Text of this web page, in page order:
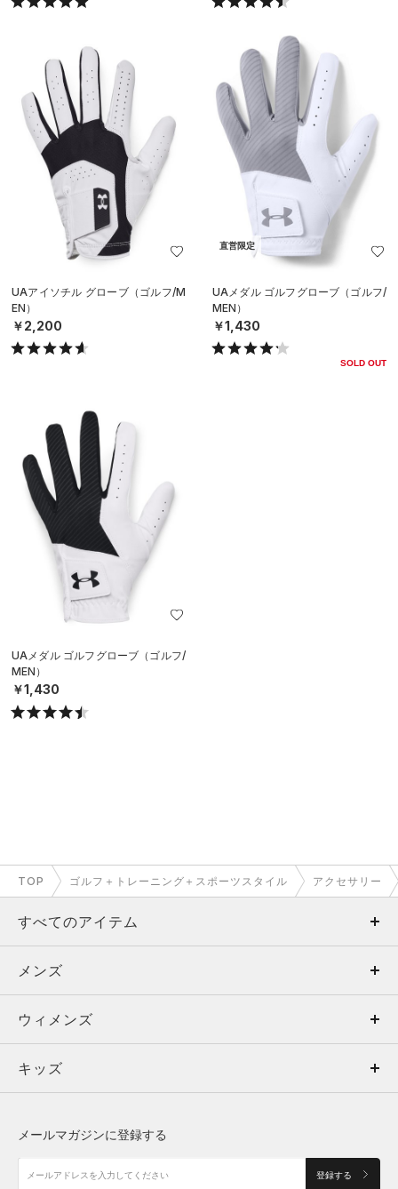
UAアイソチル グローブ（ゴルフ/M
EN）
￥2,200
直営限定
UAメダル ゴルフグローブ（ゴルフ/
MEN）
￥1,430
SOLD OUT
UAメダル ゴルフグローブ（ゴルフ/
MEN）
￥1,430
TOP ゴルフ＋トレーニング＋スポーツスタイル アクセサリー
すべてのアイテム
メンズ
ウィメンズ
キッズ
アクセサリー
メンズ
トップス
ボトムス
アクセサリー
ウィメンズ
トップス
シューズ
キッズ
メールマガジンに登録する
登録する